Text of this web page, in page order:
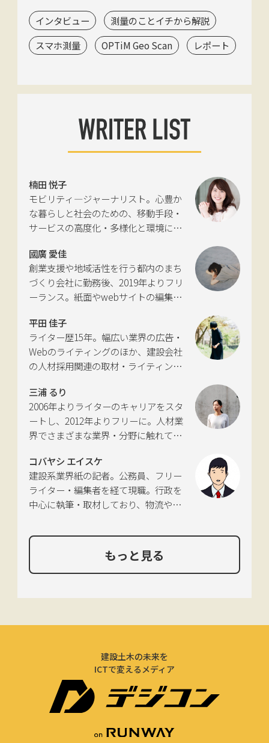
インタビュー
測量のことイチから解説
スマホ測量
OPTiM Geo Scan レポート
楠田 悦子
モビリティ―ジャーナリスト。心豊か
な暮らしと社会のための、移動手段・
サービスの高度化・多様化と環境につ
新聞社モビリティビジネス専門誌
『LIGARE』初代編集長を経て、2013年
に独立。国土交通省の「自転車の活用
推進に向けた有識者会議」、「交通政
共交通部会」、「MaaS関連データ検
討会」、SIP第2期自動運転（システム
とサービスの拡張）ピアレビュー委員
会などの委員を歴任。
國廣 愛佳
創業支援や地域活性を行う都内のまち
づくり会社に勤務後、2019年よりフリ
ーランス。紙面やwebサイトの編集、
どの執筆を中心に、ジャンルを問わず
活動。四国にある築100年の実家をど
う生かすかが長年の悩み。
平田 佳子
ライター歴15年。幅広い業界の広告・
Webのライティングのほか、建設会社
の人材採用関連の取材・ライティング
仕事をしていたため、小さな頃から憧
れあり。
三浦 るり
2006年よりライターのキャリアをスタ
ートし、2012年よりフリーに。人材業
界でさまざまな業界・分野に触れてき
を手掛ける。現在は特に建築や不動
産、さらにはDX分野を探究中。
コバヤシ エイスケ
建設系業界紙の記者。公務員、フリー
ライター・編集者を経て現職。行政を
中心に執筆・取材しており、物流や環
もっと見る
建設土木の未来を
ICTで変えるメディア